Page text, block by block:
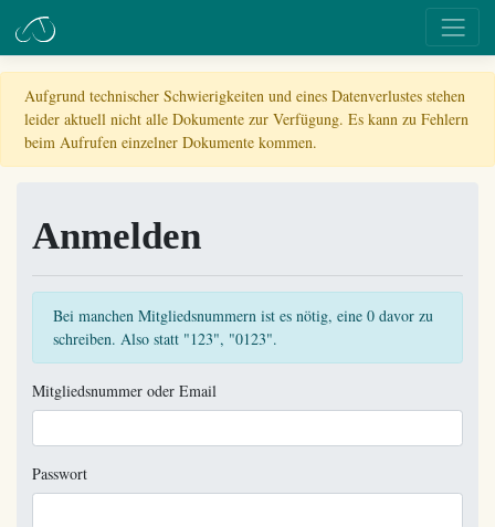
Aufgrund technischer Schwierigkeiten und eines Datenverlustes stehen
leider aktuell nicht alle Dokumente zur Verfügung. Es kann zu Fehlern
beim Aufrufen einzelner Dokumente kommen.
Anmelden
Bei manchen Mitgliedsnummern ist es nötig, eine 0 davor zu
schreiben. Also statt "123", "0123".
Mitgliedsnummer oder Email
Passwort